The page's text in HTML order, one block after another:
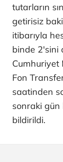
tutarların
getirisiz
itibarıyla
binde 2'sini
Cumhuriyet
Fon
saatinden
sonraki
bildirildi.